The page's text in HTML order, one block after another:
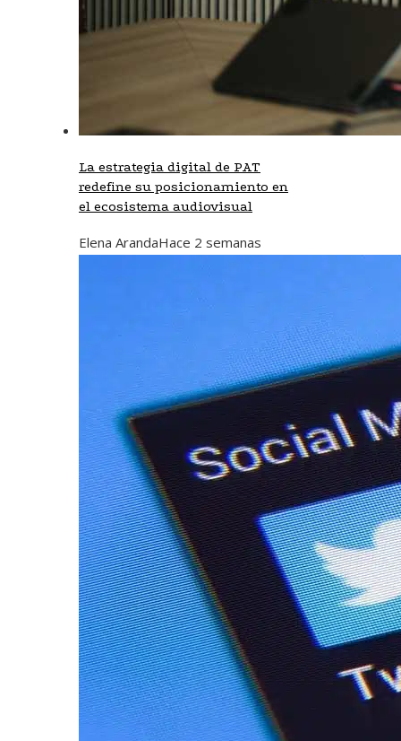
La estrategia digital de PAT
redefine su posicionamiento en
el ecosistema audiovisual
Elena ArandaHace 2 semanas